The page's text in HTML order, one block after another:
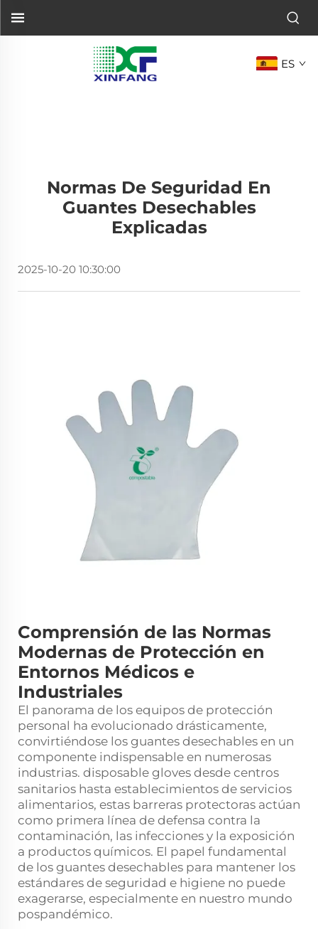
ES
Normas De Seguridad En
Guantes Desechables
Explicadas
2025-10-20 10:30:00
Comprensión de las Normas
Modernas de Protección en
Entornos Médicos e
Industriales
El panorama de los equipos de protección
personal ha evolucionado drásticamente,
convirtiéndose los guantes desechables en un
componente indispensable en numerosas
industrias. disposable gloves desde centros
sanitarios hasta establecimientos de servicios
alimentarios, estas barreras protectoras actúan
como primera línea de defensa contra la
contaminación, las infecciones y la exposición
a productos químicos. El papel fundamental
de los guantes desechables para mantener los
estándares de seguridad e higiene no puede
exagerarse, especialmente en nuestro mundo
pospandémico.